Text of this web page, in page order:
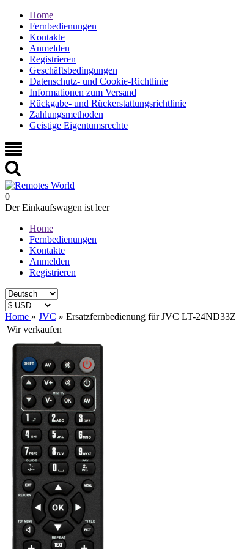
Home
Fernbedienungen
Kontakte
Anmelden
Registrieren
Geschäftsbedingungen
Datenschutz- und Cookie-Richtlinie
Informationen zum Versand
Rückgabe- und Rückerstattungsrichtlinie
Zahlungsmethoden
Geistige Eigentumsrechte
0
Der Einkaufswagen ist leer
Home
Fernbedienungen
Kontakte
Anmelden
Registrieren
Home » JVC » Ersatzfernbedienung für JVC LT-24ND33Z
Wir verkaufen